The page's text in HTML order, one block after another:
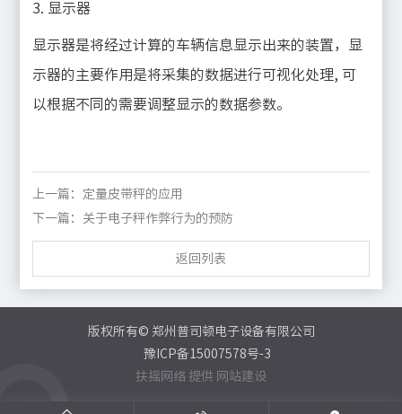
3. 显示器
显示器是将经过计算的车辆信息显示出来的装置，显
示器的主要作用是将采集的数据进行可视化处理, 可
以根据不同的需要调整显示的数据参数。
上一篇：定量皮带秤的应用
下一篇：关于电子秤作弊行为的预防
返回列表
返回列表
版权所有© 郑州普司顿电子设备有限公司
豫ICP备15007578号-3
扶摇网络 提供 网站建设